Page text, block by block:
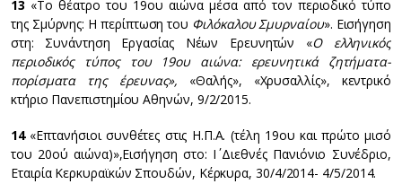
13 «Το θέατρο του 19ου αιώνα μέσα από τον περιοδικό τύπο
της Σμύρνης: Η περίπτωση του Φιλόκαλου Σμυρναίου». Εισήγηση
στη: Συνάντηση Εργασίας Νέων Ερευνητών «Ο ελληνικός
περιοδικός τύπος του 19ου αιώνα: ερευνητικά ζητήματα-
πορίσματα της έρευνας», «Θαλής», «Χρυσαλλίς», κεντρικό
κτήριο Πανεπιστημίου Αθηνών, 9/2/2015.
14«Επτανήσιοι συνθέτες στις Η.Π.Α. (τέλη 19ου και πρώτο μισό
του 20ού αιώνα)»,Εισήγηση στο: Ι΄ Διεθνές Πανιόνιο Συνέδριο,
Εταιρία Κερκυραϊκών Σπουδών, Κέρκυρα, 30/4/2014- 4/5/2014.